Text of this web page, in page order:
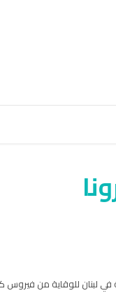
في لبنان للوقاية من فيروس